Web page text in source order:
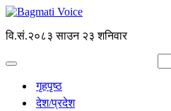
वि.सं.२०८३ साउन २३ शनिवार
गृहपृष्ठ
देश/प्रदेश